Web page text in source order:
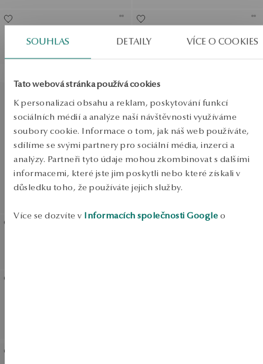
SOUHLAS DETAILY VÍCE O COOKIES
Tato webová stránka používá cookies
K personalizaci obsahu a reklam, poskytování funkcí
sociálních médií a analýze naší návštěvnosti využíváme
soubory cookie. Informace o tom, jak náš web používáte,
sdílíme se svými partnery pro sociální média, inzerci a
analýzy. Partneři tyto údaje mohou zkombinovat s dalšími
informacemi, které jste jim poskytli nebo které získali v
důsledku toho, že používáte jejich služby.
Více se dozvíte v Informacích společnosti Google o
Stříbrné pozlacené
Zlaté náušnice - 2,5 cm -
SALE
SALE
SALE
DO -50%